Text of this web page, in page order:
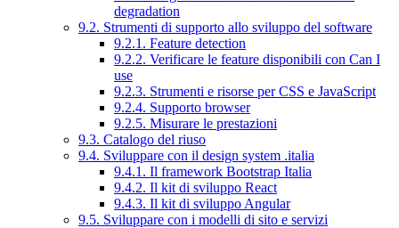
degradation
9.2. Strumenti di supporto allo sviluppo del software
9.2.1. Feature detection
9.2.2. Verificare le feature disponibili con Can I
use
9.2.3. Strumenti e risorse per CSS e JavaScript
9.2.4. Supporto browser
9.2.5. Misurare le prestazioni
9.3. Catalogo del riuso
9.4. Sviluppare con il design system .italia
9.4.1. Il framework Bootstrap Italia
9.4.2. Il kit di sviluppo React
9.4.3. Il kit di sviluppo Angular
9.5. Sviluppare con i modelli di sito e servizi